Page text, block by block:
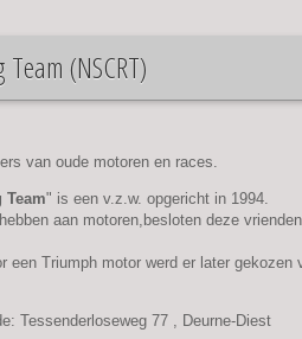
(NSCRT)
van oude motoren en races.
Team" is een v.z.w. opgericht in 1994.
aan motoren,besloten deze
een Triumph motor werd er later
Tessenderloseweg 77 , Deurne-Diest